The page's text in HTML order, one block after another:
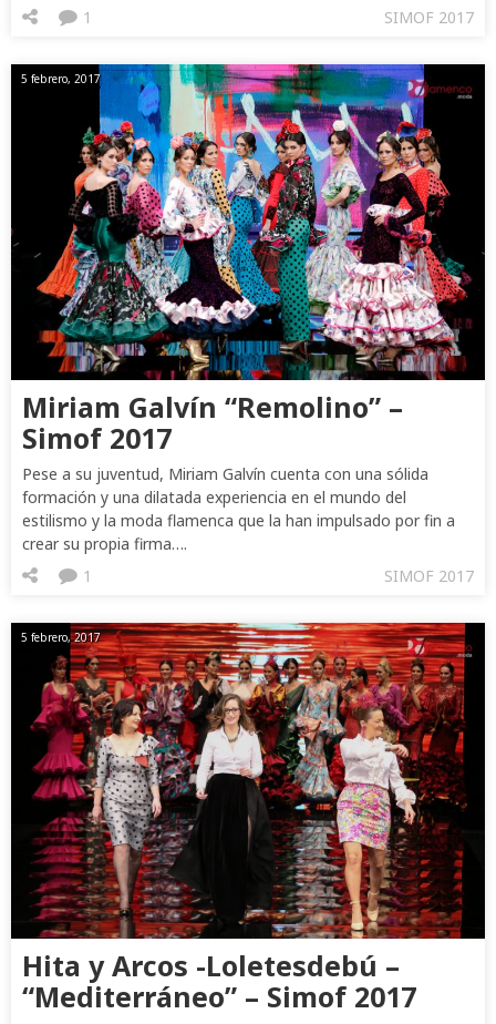
SIMOF 2017
1
5 febrero, 2017
Miriam Galvín “Remolino” –
Simof 2017
Pese a su juventud, Miriam Galvín cuenta con una sólida
formación y una dilatada experiencia en el mundo del
estilismo y la moda flamenca que la han impulsado por fin a
crear su propia firma….
SIMOF 2017
1
5 febrero, 2017
Hita y Arcos -Loletesdebú –
“Mediterráneo” – Simof 2017